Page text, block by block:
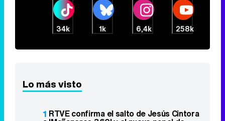
34k 1k 6,4k 258k
Lo más visto
1 RTVE confirma el salto de Jesús Cintora